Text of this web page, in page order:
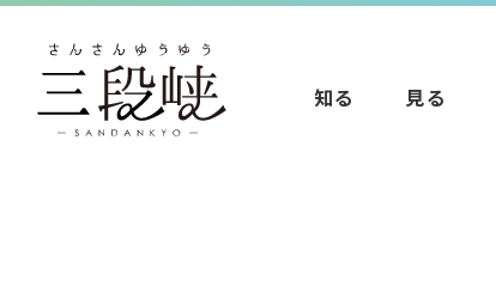
知る 見る